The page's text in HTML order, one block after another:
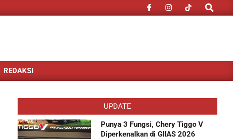
Search
REDAKSI
UPDATE
Punya 3 Fungsi, Chery Tiggo V
Diperkenalkan di GIIAS 2026